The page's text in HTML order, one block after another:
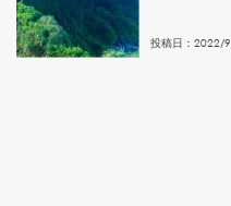
投稿日： 2022/9